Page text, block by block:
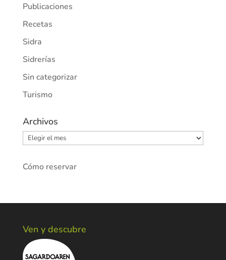
Publicaciones
Recetas
Sidra
Sidrerías
Sin categorizar
Turismo
Archivos
Archivos
Cómo reservar
Ven y descubre